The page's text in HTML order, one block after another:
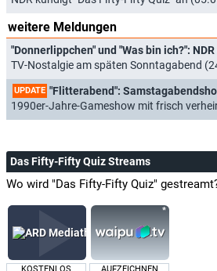
weitere Meldungen
TV-Nostalgie am späten Sonntagabend
UPDATE "Flitterabend": Samstagabendshow-Klassiker
1990er-Jahre-Gameshow mit frisch
Das Fifty-Fifty Quiz Streams
Wo wird "Das Fifty-Fifty Quiz"
KOSTENLOS AUFZEICHNEN